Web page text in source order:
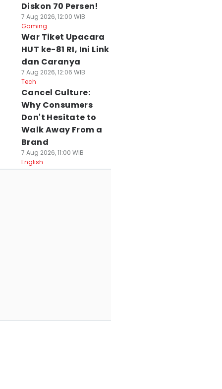
Diskon 70 Persen!
7 Aug 2026, 12:00 WIB
Gaming
War Tiket Upacara
HUT ke-81 RI, Ini Link
dan Caranya
7 Aug 2026, 12:06 WIB
Tech
Cancel Culture:
Why Consumers
Don't Hesitate to
Walk Away From a
Brand
7 Aug 2026, 11:00 WIB
English